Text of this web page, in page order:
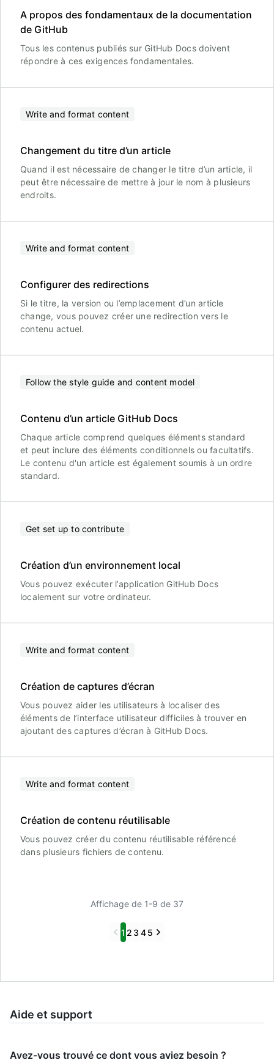
A propos des fondamentaux de la documentation
de GitHub
Tous les contenus publiés sur GitHub Docs doivent
répondre à ces exigences fondamentales.
Write and format content
Changement du titre d’un article
Quand il est nécessaire de changer le titre d’un article, il
peut être nécessaire de mettre à jour le nom à plusieurs
endroits.
Write and format content
Configurer des redirections
Si le titre, la version ou l’emplacement d’un article
change, vous pouvez créer une redirection vers le
contenu actuel.
Follow the style guide and content model
Contenu d’un article GitHub Docs
Chaque article comprend quelques éléments standard
et peut inclure des éléments conditionnels ou facultatifs.
Le contenu d'un article est également soumis à un ordre
standard.
Get set up to contribute
Création d’un environnement local
Vous pouvez exécuter l’application GitHub Docs
localement sur votre ordinateur.
Write and format content
Création de captures d’écran
Vous pouvez aider les utilisateurs à localiser des
éléments de l’interface utilisateur difficiles à trouver en
ajoutant des captures d’écran à GitHub Docs.
Write and format content
Création de contenu réutilisable
Vous pouvez créer du contenu réutilisable référencé
dans plusieurs fichiers de contenu.
Affichage de 1-9 de 37
Previous
1 2 3 45 Next
Aide et support
Avez-vous trouvé ce dont vous aviez besoin ?